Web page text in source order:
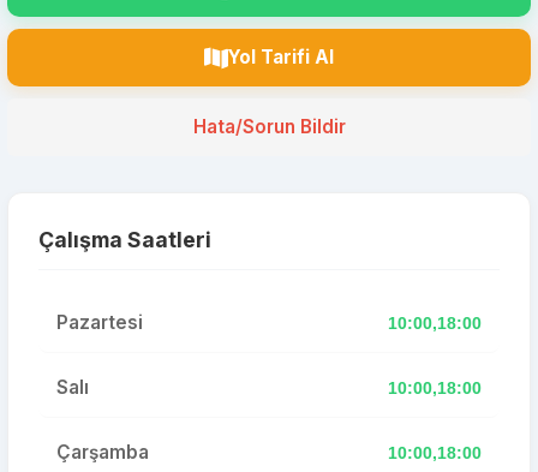
Yol Tarifi Al
Hata/Sorun Bildir
Çalışma Saatleri
Pazartesi 10:00,18:00
Salı 10:00,18:00
Çarşamba 10:00,18:00